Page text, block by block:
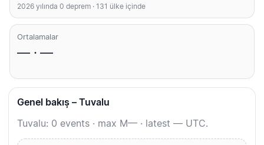
2026 yılında 0 deprem · 131 ülke içinde
Ortalamalar
— · —
Genel bakış – Tuvalu
Tuvalu: 0 events · max M— · latest — UTC.